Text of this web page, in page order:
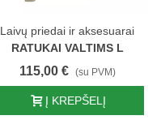
Laivų priedai ir aksesuarai
RATUKAI VALTIMS L
115,00 € (su PVM)
Į KREPŠELĮ